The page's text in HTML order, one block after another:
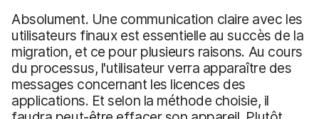
Absolument. Une communication claire avec les
utilisateurs finaux est essentielle au succès de la
migration, et ce pour plusieurs raisons. Au cours
du processus, l'utilisateur verra apparaître des
messages concernant les licences des
applications. Et selon la méthode choisie, il